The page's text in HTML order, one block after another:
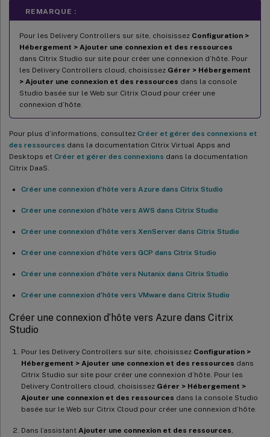
REMARQUE :
Pour les Delivery Controllers sur site, choisissez Configuration >
Hébergement > Ajouter une connexion et des ressources
dans Citrix Studio sur site pour créer une connexion d’hôte. Pour
les Delivery Controllers cloud, choisissez Gérer > Hébergement
> Ajouter une connexion et des ressources dans la console
Studio basée sur le Web sur Citrix Cloud pour créer une
connexion d’hôte.
Pour plus d’informations, consultez Créer et gérer des connexions et
des ressources dans la documentation Citrix Virtual Apps and
Desktops et Créer et gérer des connexions dans la documentation
Citrix DaaS.
Créer une connexion d’hôte vers Azure dans Citrix Studio
Créer une connexion d’hôte vers AWS dans Citrix Studio
Créer une connexion d’hôte vers XenServer dans Citrix Studio
Créer une connexion d’hôte vers GCP dans Citrix Studio
Créer une connexion d’hôte vers Nutanix dans Citrix Studio
Créer une connexion d’hôte vers VMware dans Citrix Studio
Créer une connexion d’hôte vers Azure dans Citrix
Studio
Pour les Delivery Controllers sur site, choisissez Configuration >
Hébergement > Ajouter une connexion et des ressources dans
Citrix Studio sur site pour créer une connexion d’hôte. Pour les
Delivery Controllers cloud, choisissez Gérer > Hébergement >
Ajouter une connexion et des ressources dans la console Studio
basée sur le Web sur Citrix Cloud pour créer une connexion d’hôte.
Dans l’assistant Ajouter une connexion et des ressources,